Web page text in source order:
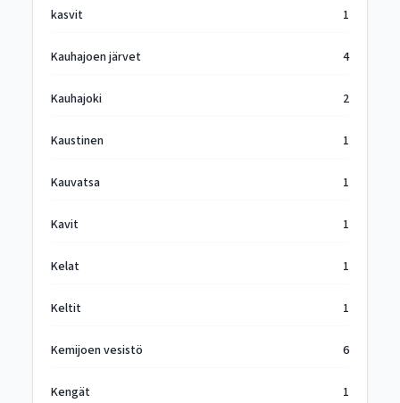
kasvit 1
Kauhajoen järvet 4
Kauhajoki 2
Kaustinen 1
Kauvatsa 1
Kavit 1
Kelat 1
Keltit 1
Kemijoen vesistö 6
Kengät 1